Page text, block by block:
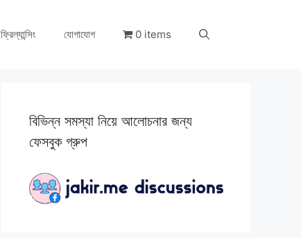
ফ্রিল্যান্সিং যোগাযোগ 0 items
বিভিন্ন সমস্যা নিয়ে আলোচনার জন্য
ফেসবুক গ্রুপ